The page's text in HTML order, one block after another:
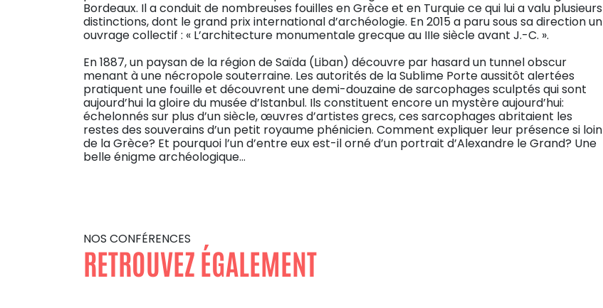
Bordeaux. Il a conduit de nombreuses fouilles en Grèce et en Turquie ce qui lui a valu plusieurs
distinctions, dont le grand prix international d’archéologie. En 2015 a paru sous sa direction un
ouvrage collectif : « L’architecture monumentale grecque au IIIe siècle avant J.-C. ».
En 1887, un paysan de la région de Saïda (Liban) découvre par hasard un tunnel obscur
menant à une nécropole souterraine. Les autorités de la Sublime Porte aussitôt alertées
pratiquent une fouille et découvrent une demi-douzaine de sarcophages sculptés qui sont
aujourd’hui la gloire du musée d’Istanbul. Ils constituent encore un mystère aujourd’hui:
échelonnés sur plus d’un siècle, œuvres d’artistes grecs, ces sarcophages abritaient les
restes des souverains d’un petit royaume phénicien. Comment expliquer leur présence si loin
de la Grèce? Et pourquoi l’un d’entre eux est-il orné d’un portrait d’Alexandre le Grand? Une
belle énigme archéologique…
NOS CONFÉRENCES
RETROUVEZ ÉGALEMENT